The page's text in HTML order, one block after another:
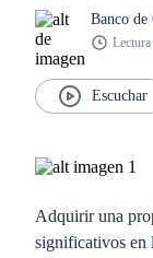
Banco de
Adquirir una
significativos en